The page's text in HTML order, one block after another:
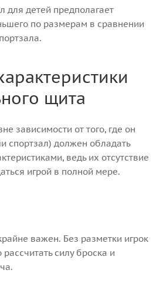
для детей предполагает
по размерам в сравнении
щита
зависимости от того, где он
спортзал) должен обладать
ведь их отсутствие
игрой в полной мере.
важен. Без разметки игрок
силу броска и